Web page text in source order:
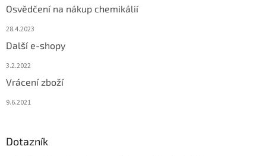
Osvědčení na nákup chemikálií
28.4.2023
Další e-shopy
3.2.2022
Vrácení zboží
9.6.2021
Dotazník